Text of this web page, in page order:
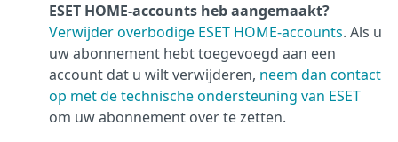
ESET HOME-accounts heb aangemaakt?
Verwijder overbodige ESET HOME-accounts. Als u
uw abonnement hebt toegevoegd aan een
account dat u wilt verwijderen, neem dan contact
op met de technische ondersteuning van ESET
om uw abonnement over te zetten.